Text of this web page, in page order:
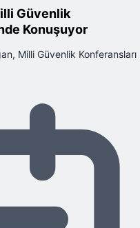
Güvenlik
Konuşuyor
Milli Güvenlik Konferansları